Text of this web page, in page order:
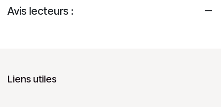
Avis lecteurs :
Liens utiles